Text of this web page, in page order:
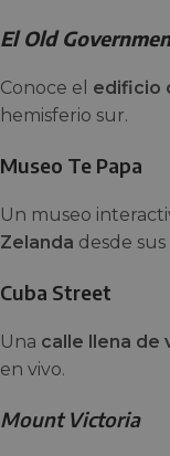
El Old
Conoce el edificio
hemisferio sur.
Museo Te Papa
Un museo
Zelanda desde
Cuba Street
Una calle llena de
en vivo.
Mount Victoria